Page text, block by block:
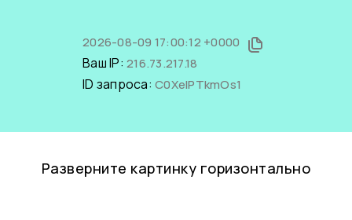
2026-08-09 17:00:12 +0000
Ваш IP: 216.73.217.18
ID запроса: C0XelPTkmOs1
Разверните картинку горизонтально